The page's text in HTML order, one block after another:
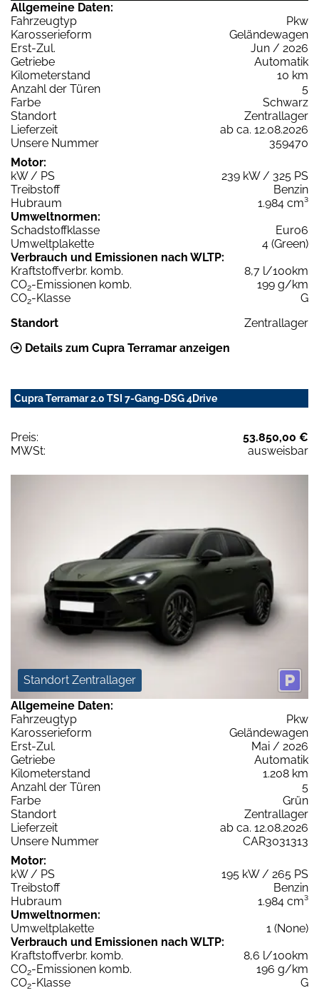
Allgemeine Daten:
Fahrzeugtyp
Pkw
Karosserieform
Geländewagen
Erst-Zul.
Jun / 2026
Getriebe
Automatik
Kilometerstand
10 km
Anzahl der Türen
5
Farbe
Schwarz
Standort
Zentrallager
Lieferzeit
ab ca. 12.08.2026
Unsere Nummer
359470
Motor:
kW / PS
239 kW / 325 PS
Treibstoff
Benzin
Hubraum
1.984 cm³
Umweltnormen:
Schadstoffklasse
Euro6
Umweltplakette
4 (Green)
Verbrauch und Emissionen nach WLTP:
Kraftstoffverbr. komb.
8,7 l/100km
CO2-Emissionen komb.
199 g/km
CO2-Klasse
G
Standort
Zentrallager
Details zum Cupra Terramar anzeigen
Cupra Terramar 2.0 TSI 7-Gang-DSG 4Drive
Preis:
53.850,00 €
MWSt:
ausweisbar
Standort Zentrallager
Allgemeine Daten:
Fahrzeugtyp
Pkw
Karosserieform
Geländewagen
Erst-Zul.
Mai / 2026
Getriebe
Automatik
Kilometerstand
1.208 km
Anzahl der Türen
5
Farbe
Grün
Standort
Zentrallager
Lieferzeit
ab ca. 12.08.2026
Unsere Nummer
CAR3031313
Motor:
kW / PS
195 kW / 265 PS
Treibstoff
Benzin
Hubraum
1.984 cm³
Umweltnormen:
Umweltplakette
1 (None)
Verbrauch und Emissionen nach WLTP:
Kraftstoffverbr. komb.
8,6 l/100km
CO2-Emissionen komb.
196 g/km
CO2-Klasse G